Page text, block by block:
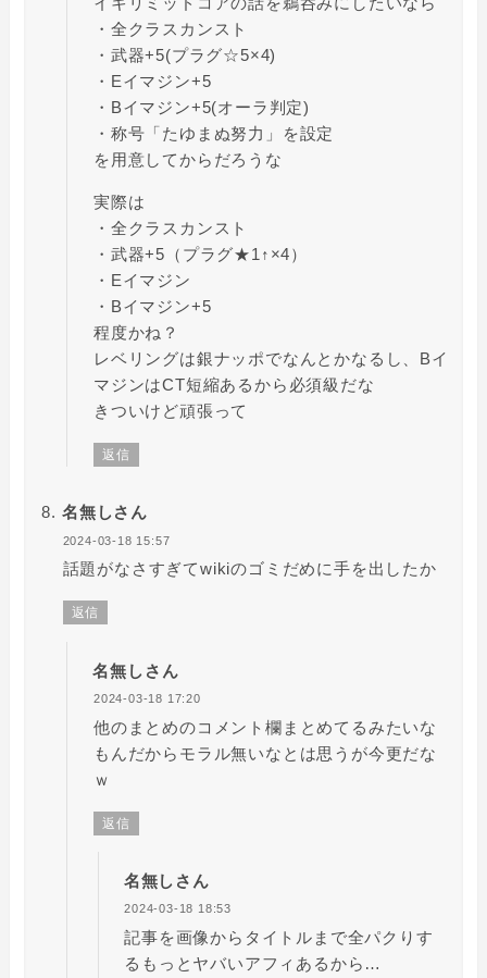
・全クラスカンスト
・武器+5(プラグ☆5×4)
・Eイマジン+5
・Bイマジン+5(オーラ判定)
・称号「たゆまぬ努力」を設定
を用意してからだろうな
実際は
・全クラスカンスト
・武器+5（プラグ★1↑×4）
・Eイマジン
・Bイマジン+5
程度かね？
レベリングは銀ナッポでなんとかなるし、Bイ
マジンはCT短縮あるから必須級だな
きついけど頑張って
返信
名無しさん
2024-03-18 15:57
話題がなさすぎてwikiのゴミだめに手を出したか
返信
名無しさん
2024-03-18 17:20
他のまとめのコメント欄まとめてるみたいな
もんだからモラル無いなとは思うが今更だな
ｗ
返信
名無しさん
2024-03-18 18:53
記事を画像からタイトルまで全パクりす
るもっとヤバいアフィあるから…